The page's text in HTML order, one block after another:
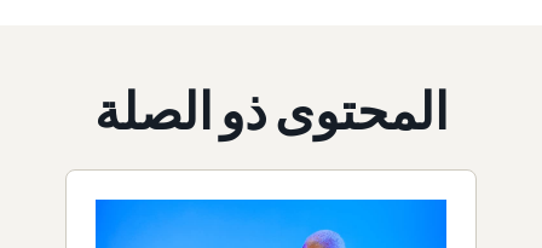
المحتوى ذو الصلة